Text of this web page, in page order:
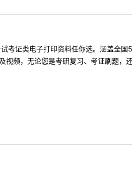
考证类电子打印资料任你选。涵盖全
视频，无论您是考研复习、考证刷题